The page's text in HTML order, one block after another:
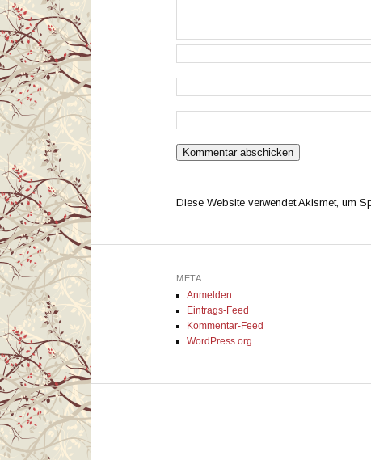
Diese Website verwendet Akismet, um
META
Anmelden
Eintrags-Feed
Kommentar-Feed
WordPress.org